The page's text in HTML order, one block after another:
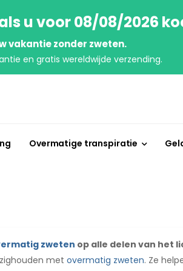
u voor 08/08/2026
vakantie zonder zweten.
en gratis wereldwijde verzending.
Overmatige transpiratie
zweten op alle delen van het
met overmatig zweten. Ze